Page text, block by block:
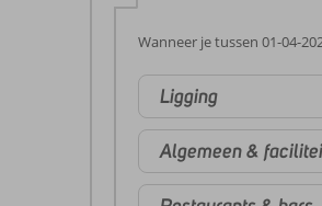
Wanneer je tussen 01-04-
Ligging
Algemeen &